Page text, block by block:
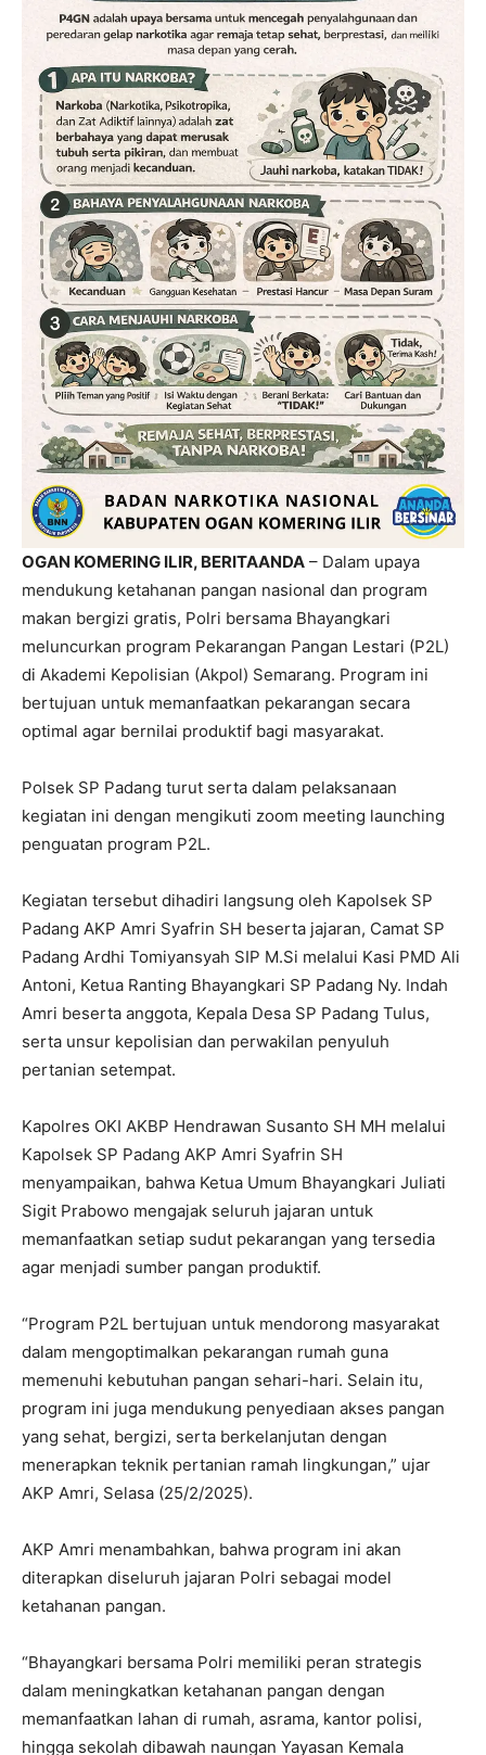
OGAN KOMERING ILIR, BERITAANDA – Dalam upaya
mendukung ketahanan pangan nasional dan program
makan bergizi gratis, Polri bersama Bhayangkari
meluncurkan program Pekarangan Pangan Lestari (P2L)
di Akademi Kepolisian (Akpol) Semarang. Program ini
bertujuan untuk memanfaatkan pekarangan secara
optimal agar bernilai produktif bagi masyarakat.
Polsek SP Padang turut serta dalam pelaksanaan
kegiatan ini dengan mengikuti zoom meeting launching
penguatan program P2L.
Kegiatan tersebut dihadiri langsung oleh Kapolsek SP
Padang AKP Amri Syafrin SH beserta jajaran, Camat SP
Padang Ardhi Tomiyansyah SIP M.Si melalui Kasi PMD Ali
Antoni, Ketua Ranting Bhayangkari SP Padang Ny. Indah
Amri beserta anggota, Kepala Desa SP Padang Tulus,
serta unsur kepolisian dan perwakilan penyuluh
pertanian setempat.
Kapolres OKI AKBP Hendrawan Susanto SH MH melalui
Kapolsek SP Padang AKP Amri Syafrin SH
menyampaikan, bahwa Ketua Umum Bhayangkari Juliati
Sigit Prabowo mengajak seluruh jajaran untuk
memanfaatkan setiap sudut pekarangan yang tersedia
agar menjadi sumber pangan produktif.
“Program P2L bertujuan untuk mendorong masyarakat
dalam mengoptimalkan pekarangan rumah guna
memenuhi kebutuhan pangan sehari-hari. Selain itu,
program ini juga mendukung penyediaan akses pangan
yang sehat, bergizi, serta berkelanjutan dengan
menerapkan teknik pertanian ramah lingkungan,” ujar
AKP Amri, Selasa (25/2/2025).
AKP Amri menambahkan, bahwa program ini akan
diterapkan diseluruh jajaran Polri sebagai model
ketahanan pangan.
“Bhayangkari bersama Polri memiliki peran strategis
dalam meningkatkan ketahanan pangan dengan
memanfaatkan lahan di rumah, asrama, kantor polisi,
hingga sekolah dibawah naungan Yayasan Kemala